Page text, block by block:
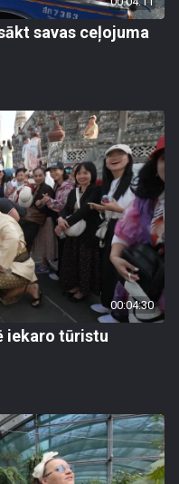
savas ceļojuma
00:04:30
iekaro tūristu